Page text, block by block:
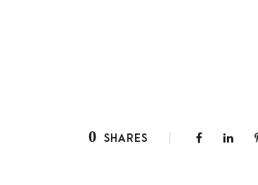
0 SHARES